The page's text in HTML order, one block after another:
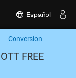
Español
Conversion
FREE